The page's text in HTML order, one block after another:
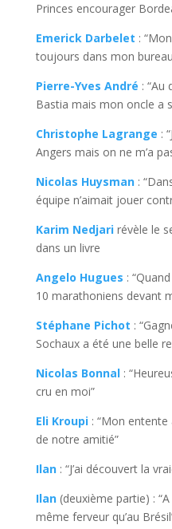
Princes encourager
Emerick Darbelet :
toujours dans mon
Pierre-Yves André : “Au
Bastia mais mon oncle a
Christophe Lagrange :
Angers mais on ne m’a
Nicolas Huysman:
équipe n’aimait jouer
Karim Nedjarirévèle le
dans un livre
Angelo Hugues :
10 marathoniens devant
Stéphane Pichot :
Sochaux a été une belle
Nicolas Bonnal:
cru en moi”
Eli Kroupi: “Mon entente
de notre amitié”
Ilan: “J’ai découvert la
Ilan(deuxième partie) :
même ferveur qu’au